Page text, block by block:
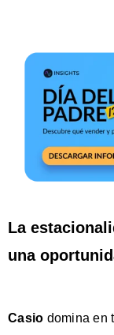
La
una
Casio domina en